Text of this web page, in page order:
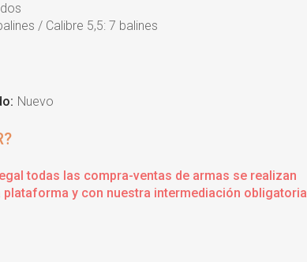
/ Calibre 5,5: 7 balines
Nuevo
todas las compra-ventas de armas se realizan
y con nuestra intermediación obligatoria